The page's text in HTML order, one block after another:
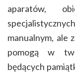
aparatów,
manualnym, ale
pomogą w
będących